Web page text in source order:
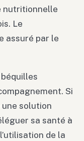
nutritionnelle
Le
assuré par le
Si
solution
sa santé à
de la